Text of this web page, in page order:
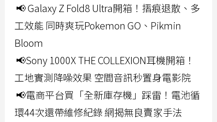
📢 Galaxy Z Fold8 Ultra開箱！摺痕退散、多
工效能 同時爽玩Pokemon GO、Pikmin
Bloom
📢Sony 1000X THE COLLEXION耳機開箱！
工地實測降噪效果 空間音訊秒置身電影院
📢電商平台買「全新庫存機」踩雷！電池循
環44次還帶維修紀錄 網揭無良賣家手法